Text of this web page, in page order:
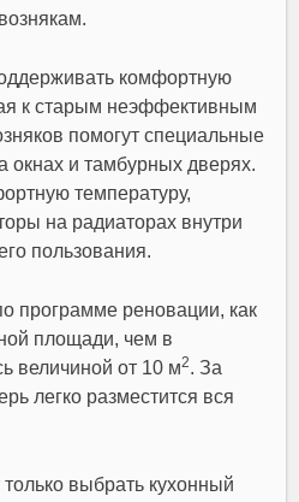
комфортную
к старым неэффективным
помогут специальные
окнах и тамбурных дверях.
температуру,
на радиаторах внутри
пользования.
программе реновации, как
площади, чем в
величиной от 10 м2. За
легко разместится вся
выбрать кухонный